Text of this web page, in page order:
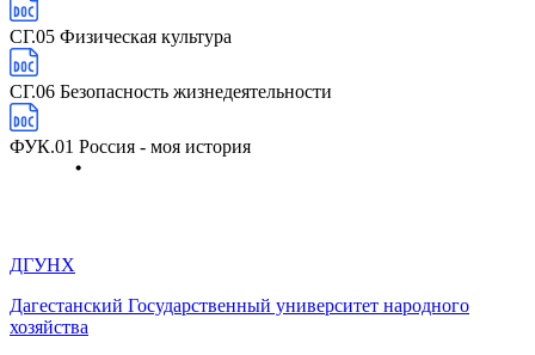
СГ.05 Физическая культура
СГ.06 Безопасность жизнедеятельности
ФУК.01 Россия - моя история
ДГУНХ
Дагестанский Государственный университет народного
хозяйства